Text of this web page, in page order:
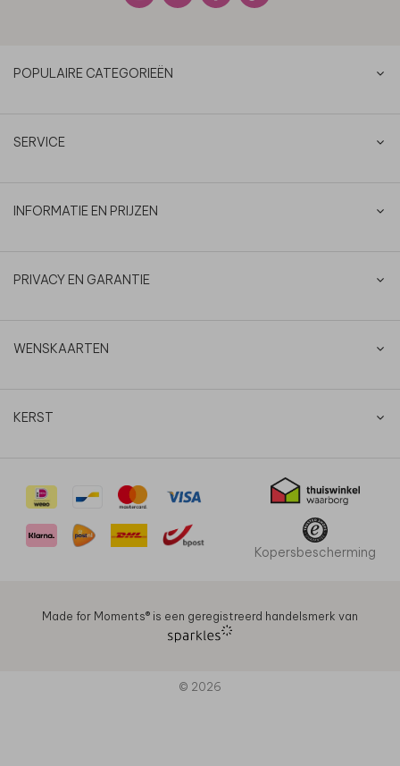
POPULAIRE CATEGORIEËN
SERVICE
INFORMATIE EN PRIJZEN
PRIVACY EN GARANTIE
WENSKAARTEN
KERST
Kopersbescherming
Made for Moments®️ is een geregistreerd handelsmerk van
© 2026